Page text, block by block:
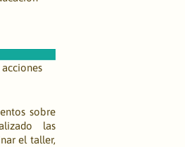
sobre
las
el taller,